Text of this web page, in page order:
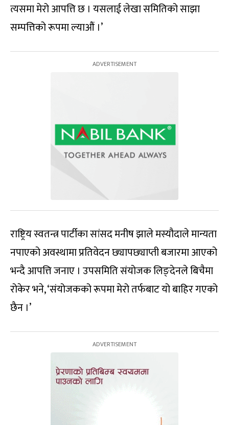
त्यसमा मेरो आपत्ति छ । यसलाई लेखा समितिको साझा
सम्पत्तिको रूपमा ल्याऔं ।’
राष्ट्रिय स्वतन्त्र पार्टीका सांसद मनीष झाले मस्यौदाले मान्यता
नपाएको अवस्थामा प्रतिवेदन छ्यापछ्याप्ती बजारमा आएको
भन्दै आपत्ति जनाए । उपसमिति संयोजक लिङ्देनले बिचैमा
रोकेर भने, ‘संयोजकको रूपमा मेरो तर्फबाट यो बाहिर गएको
छैन ।’